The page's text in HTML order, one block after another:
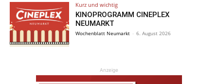
Kurz und wichtig
KINOPROGRAMM CINEPLEX
NEUMARKT
Wochenblatt Neumarkt - 6. August 2026
Anzeige